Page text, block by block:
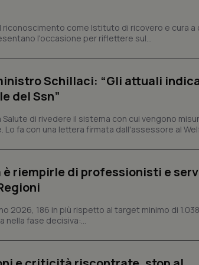
come Istituto di ricovero e cura a
l'occasione per riflettere sul...
Schillaci: “Gli attuali
del Ssn”
di rivedere il sistema con cui vengono
fa con una lettera firmata dall'assessore al
è riempirle di professionisti e
2026, 186 in più rispetto al target minimo di
nella fase decisiva:...
non è in grado di funzionare correttamente senza questi
Scadenza
interazione con il sito. Registra i
del visitatore riguardo a varie
5 mesi 3
settimane
Questo cookie viene utilizzato
Script.com per ricordare le
4
settimane
Questo cookie è impostato
settimane
2 giorni
Questo cookie è impostato
assegnare un identificatore
1 anno 1
Questo nome di cookie è